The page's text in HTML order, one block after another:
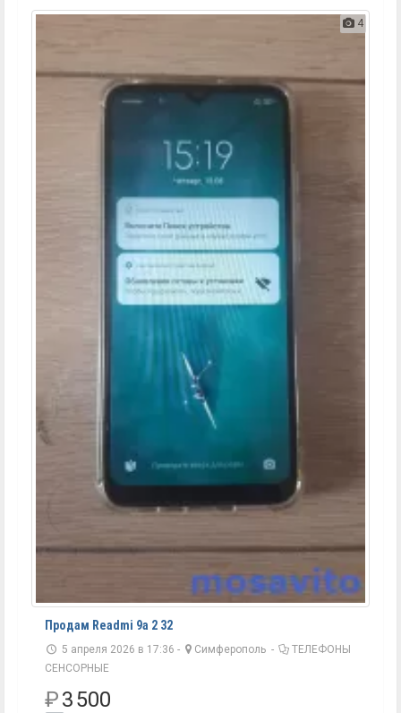
4
Продам Readmi 9a 2 32
5 апреля 2026 в 17:36 - Симферополь -
ТЕЛЕФОНЫ
СЕНСОРНЫЕ
₽3 500